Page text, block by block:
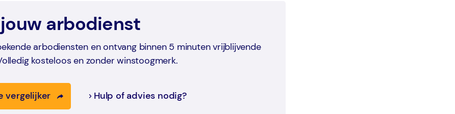
arbodienst
arbodiensten en ontvang binnen 5 minuten vrijblijvende
kosteloos en zonder winstoogmerk.
vergelijker Hulp of advies nodig?